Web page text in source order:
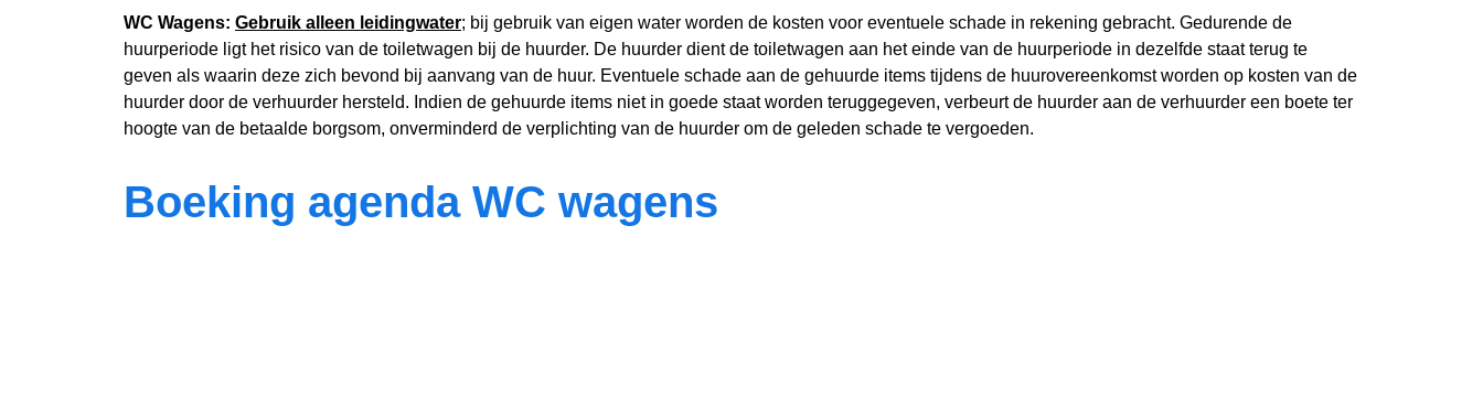
WC Wagens: Gebruik alleen leidingwater; bij gebruik van eigen water worden de kosten voor eventuele schade in rekening gebracht. Gedurende de
huurperiode ligt het risico van de toiletwagen bij de huurder. De huurder dient de toiletwagen aan het einde van de huurperiode in dezelfde staat terug te
geven als waarin deze zich bevond bij aanvang van de huur. Eventuele schade aan de gehuurde items tijdens de huurovereenkomst worden op kosten van de
huurder door de verhuurder hersteld. Indien de gehuurde items niet in goede staat worden teruggegeven, verbeurt de huurder aan de verhuurder een boete ter
hoogte van de betaalde borgsom, onverminderd de verplichting van de huurder om de geleden schade te vergoeden.
Boeking agenda WC wagens